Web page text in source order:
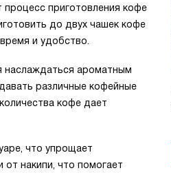
приготовления кофе
до двух чашек кофе
и удобство.
наслаждаться ароматным
различные кофейные
кофе дает
что упрощает
накипи, что помогает